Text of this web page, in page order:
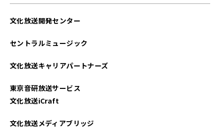
文化放送開発センター
セントラルミュージック
文化放送キャリアパートナーズ
東京音研放送サービス
文化放送iCraft
文化放送メディアブリッジ